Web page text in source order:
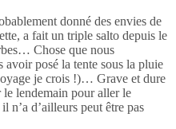
donné des envies de
a fait un triple salto depuis le
Chose que nous
posé la tente sous la pluie
je crois !)… Grave et dure
le lendemain pour aller le
d’ailleurs peut être pas